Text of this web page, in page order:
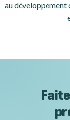
au développement